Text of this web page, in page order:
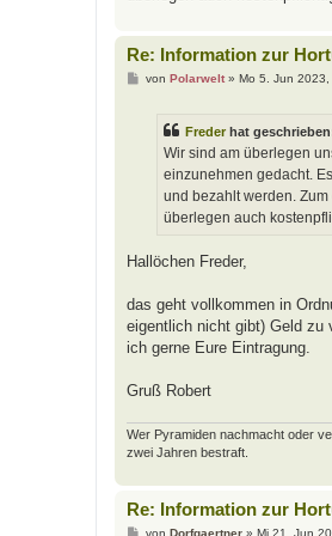
Re: Information zur
Bvon Polarwelt» Mo 5. Jun 2023,
Freder hat
Wir sind am überlegen
einzunehmen gedacht.
und bezahlt werden.
überlegen auch
Hallöchen Freder,
das geht vollkommen in
eigentlich nicht gibt) Geld zu
ich gerne Eure Eintragung.
Gruß Robert
Wer Pyramiden nachmacht oder
zwei Jahren bestraft.
Re: Information zur
Bvon Dorfgaertner» Mi 21. Jun